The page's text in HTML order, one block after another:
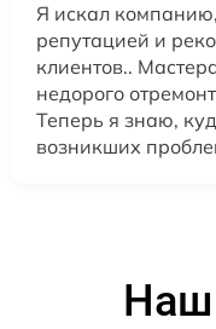
Я искал
репутацией и
клиентов..
недорого
Теперь я знаю,
возникших